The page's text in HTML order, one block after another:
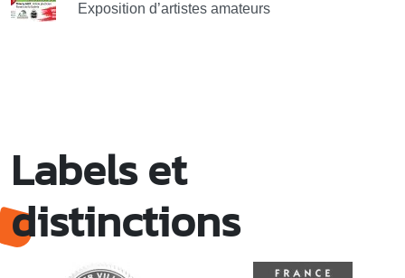
Exposition d’artistes amateurs
Labels et
distinctions